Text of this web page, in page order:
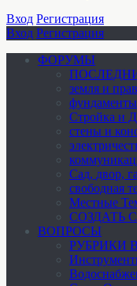
Вход Регистрация
Вход Регистрация
ФОРУМЫ
земля и
Стройка и
стены и
Cад, двор,
свободная
Местные
СОЗДАТЬ
ВОПРОСЫ
РУБРИКИ